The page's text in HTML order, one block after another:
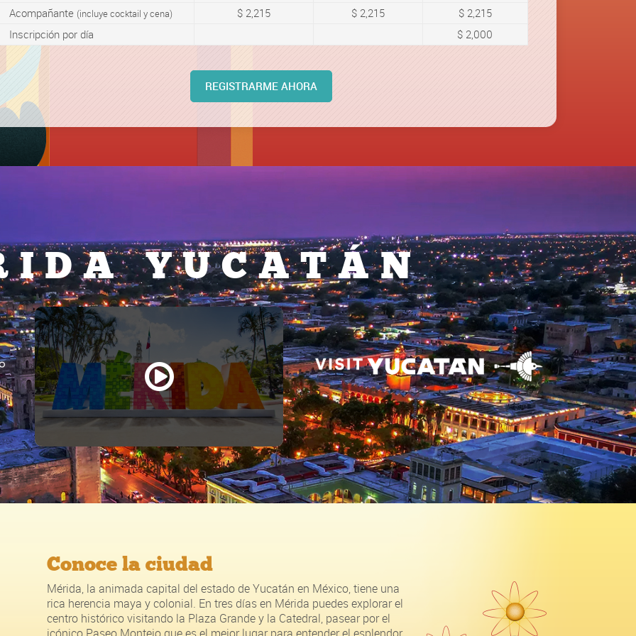
Acompañante (incluye cocktail y cena) $ 2,215 $ 2,215
$ 2,215
Inscripción por día
$ 2,000
REGISTRARME AHORA
YUCATÁN
Conoce Mérida Yucatán
Conoce la ciudad
Mérida, la animada capital del estado de Yucatán en México, tiene una
rica herencia maya y colonial. En tres días en Mérida puedes explorar el
centro histórico visitando la Plaza Grande y la Catedral, pasear por el